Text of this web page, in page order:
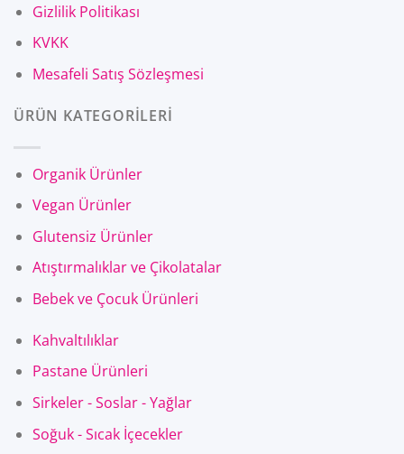
Gizlilik Politikası
KVKK
Mesafeli Satış Sözleşmesi
ÜRÜN KATEGORİLERİ
Organik Ürünler
Vegan Ürünler
Glutensiz Ürünler
Atıştırmalıklar ve Çikolatalar
Bebek ve Çocuk Ürünleri
Kahvaltılıklar
Pastane Ürünleri
Sirkeler - Soslar - Yağlar
Soğuk - Sıcak İçecekler